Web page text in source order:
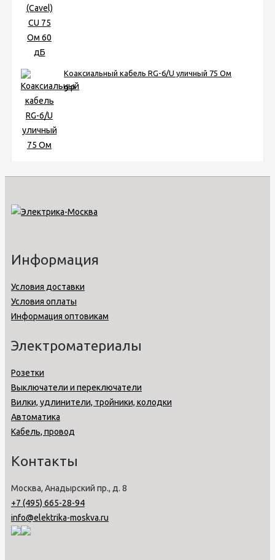
Коаксиальный кабель RG-6/U уличный 75 Ом
9Р
Информация
Условия доставки
Условия оплаты
Информация оптовикам
Электроматериалы
Розетки
Выключатели и переключатели
Вилки, удлинители, тройники, колодки
Автоматика
Кабель, провод
Контакты
Москва, Анадырский пр., д. 8
+7 (495) 665-28-94
info@elektrika-moskva.ru